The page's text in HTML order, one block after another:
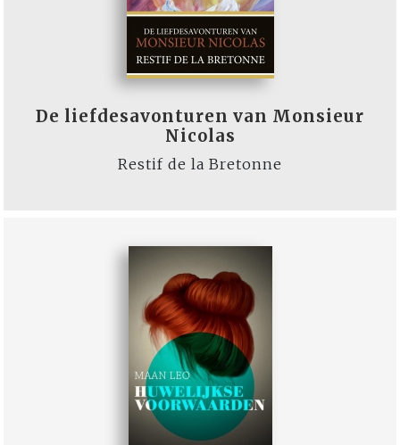
De liefdesavonturen van Monsieur
Nicolas
Restif de la Bretonne